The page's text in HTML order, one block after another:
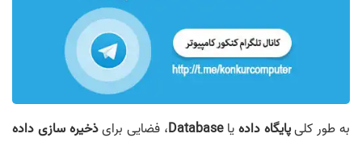
به طور کلیپایگاه دادهیاDatabase، فضایی برایذخیره سازی داده